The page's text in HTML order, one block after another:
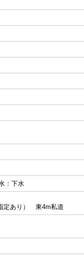
：下水
定あり） 東4m私道